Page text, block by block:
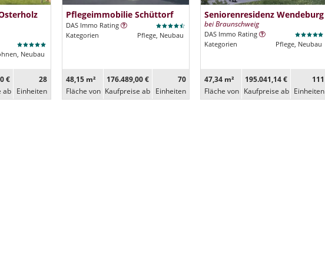
Neubau
€
ab
28
Ein­heiten
Pflegeimmobilie Schüttorf
DAS Immo Rating
Kategorien
Pflege, Neubau
48,15 m²
Fläche von
176.489,00 €
Kaufpreise ab
70
Ein­heiten
Seniorenresidenz Wendeburg
bei Braunschweig
DAS Immo Rating
Kategorien
Pflege, Neubau
47,34 m²
Fläche von
195.041,14 €
Kaufpreise ab
111
Ein­heiten